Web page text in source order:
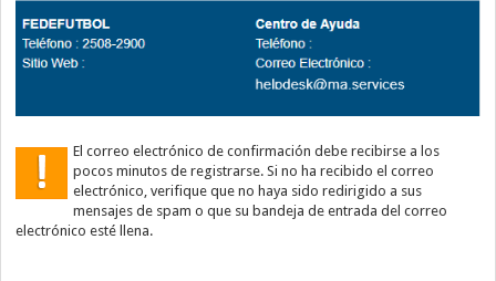
El correo electrónico de confirmación debe recibirse a los
pocos minutos de registrarse. Si no ha recibido el correo
electrónico, verifique que no haya sido redirigido a sus
mensajes de spam o que su bandeja de entrada del correo
electrónico esté llena.